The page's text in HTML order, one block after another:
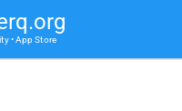
• App Store